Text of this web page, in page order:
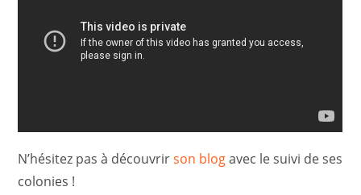
N’hésitez pas à découvrirson blogavec le suivi de ses
colonies !